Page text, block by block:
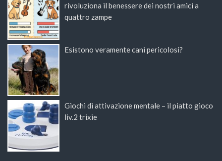
rivoluziona il benessere dei nostri amici a
quattro zampe
Esistono veramente cani pericolosi?
Giochi di attivazione mentale – il piatto gioco
liv.2 trixie